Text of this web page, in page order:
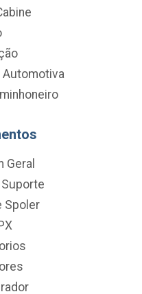
Automotiva
Geral
Spoler